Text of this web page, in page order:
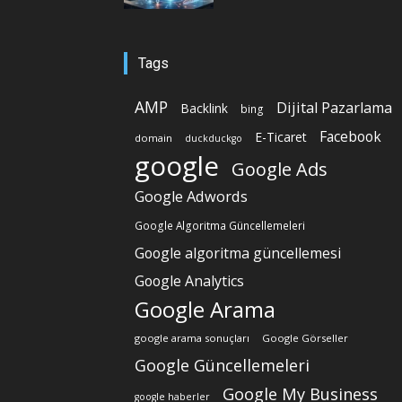
Tags
AMP Backlink bing Dijital Pazarlama
domain duckduckgo E-Ticaret Facebook
google Google Ads
Google Adwords
Google Algoritma Güncellemeleri
Google algoritma güncellemesi
Google Analytics
Google Arama
google arama sonuçları Google Görseller
Google Güncellemeleri
google haberler Google My Business